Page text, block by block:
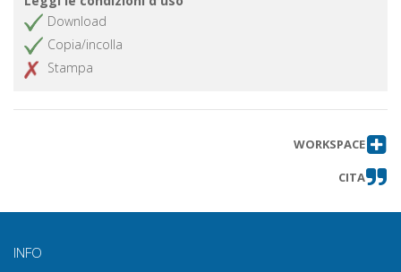
Download
Copia/incolla
Stampa
WORKSPACE
CITA
INFO